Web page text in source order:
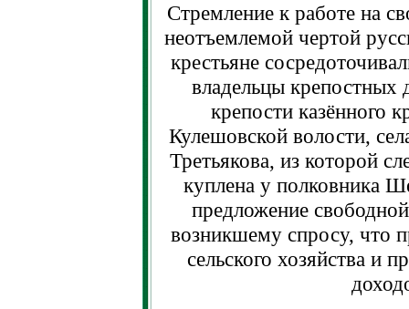
Стремление к работе на
неотъемлемой чертой
крестьяне
владельцы
крепости казённого
Кулешовской волости,
Третьякова, из которой
куплена у полковника
предложение
возникшему спросу, что
сельского хозяйства и